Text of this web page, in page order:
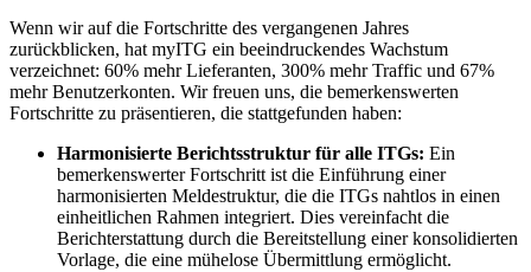
Wenn wir auf die Fortschritte des vergangenen Jahres
zurückblicken, hat myITG ein beeindruckendes Wachstum
verzeichnet: 60% mehr Lieferanten, 300% mehr Traffic und 67%
mehr Benutzerkonten. Wir freuen uns, die bemerkenswerten
Fortschritte zu präsentieren, die stattgefunden haben:
Harmonisierte Berichtsstruktur für alle ITGs: Ein
bemerkenswerter Fortschritt ist die Einführung einer
harmonisierten Meldestruktur, die die ITGs nahtlos in einen
einheitlichen Rahmen integriert. Dies vereinfacht die
Berichterstattung durch die Bereitstellung einer konsolidierten
Vorlage, die eine mühelose Übermittlung ermöglicht.